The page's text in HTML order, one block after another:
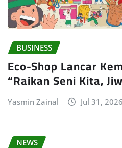
BUSINESS
Eco-Shop Lancar
“Raikan Seni Kita,
Yasmin Zainal Jul 31, 2026
NEWS